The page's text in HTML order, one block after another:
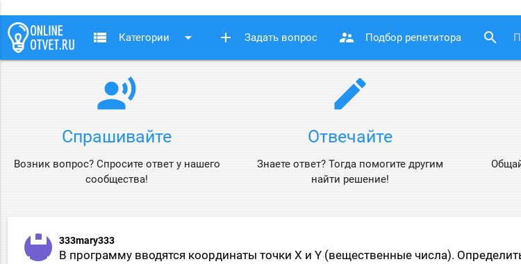
view_list Категории arrow_drop_down add Задать вопрос supervisor_account Подбор репетитора search
record_voice_over
Спрашивайте
Возник вопрос? Спросите ответ у нашего
сообщества!
edit
Отвечайте
Знаете ответ? Тогда помогите другим
найти решение!
333mary333
В программу вводятся координаты точки X и Y (вещественные числа).